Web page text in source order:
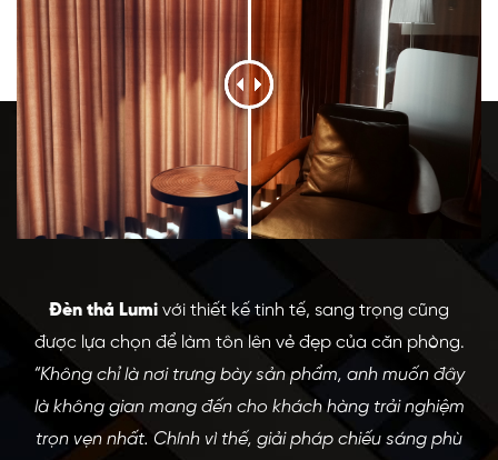
Đèn thả Lumi với thiết kế tinh tế, sang trọng cũng
được lựa chọn để làm tôn lên vẻ đẹp của căn phòng.
“Không chỉ là nơi trưng bày sản phẩm, anh muốn đây
là không gian mang đến cho khách hàng trải nghiệm
trọn vẹn nhất. Chính vì thế, giải pháp chiếu sáng phù